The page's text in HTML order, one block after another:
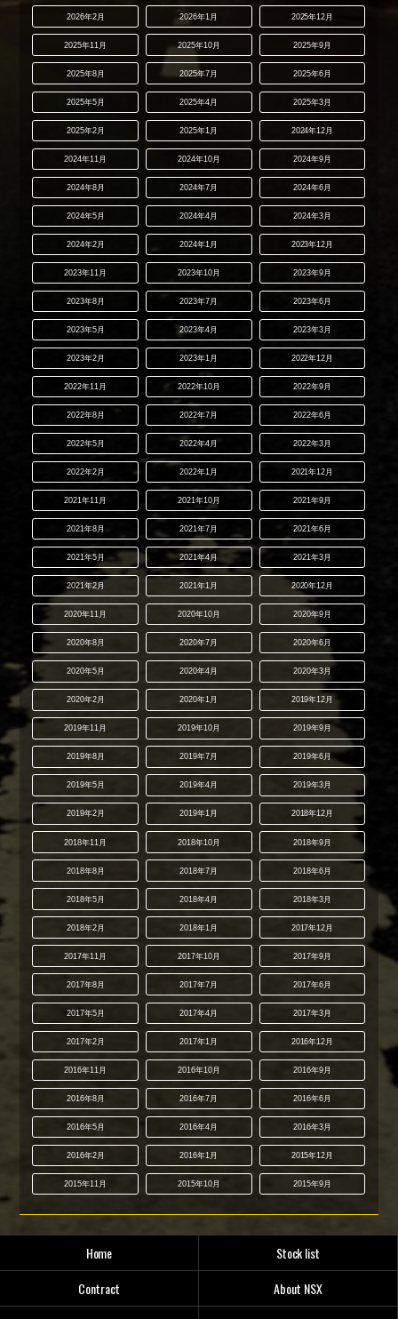
2026年2月 2026年1月 2025年12月
2025年11月 2025年10月 2025年9月
2025年8月 2025年7月 2025年6月
2025年5月 2025年4月 2025年3月
2025年2月 2025年1月 2024年12月
2024年11月 2024年10月 2024年9月
2024年8月 2024年7月 2024年6月
2024年5月 2024年4月 2024年3月
2024年2月 2024年1月 2023年12月
2023年11月 2023年10月 2023年9月
2023年8月 2023年7月 2023年6月
2023年5月 2023年4月 2023年3月
2023年2月 2023年1月 2022年12月
2022年11月 2022年10月 2022年9月
2022年8月 2022年7月 2022年6月
2022年5月 2022年4月 2022年3月
2022年2月 2022年1月 2021年12月
2021年11月 2021年10月 2021年9月
2021年8月 2021年7月 2021年6月
2021年5月 2021年4月 2021年3月
2021年2月 2021年1月 2020年12月
2020年11月 2020年10月 2020年9月
2020年8月 2020年7月 2020年6月
2020年5月 2020年4月 2020年3月
2020年2月 2020年1月 2019年12月
2019年11月 2019年10月 2019年9月
2019年8月 2019年7月 2019年6月
2019年5月 2019年4月 2019年3月
2019年2月 2019年1月 2018年12月
2018年11月 2018年10月 2018年9月
2018年8月 2018年7月 2018年6月
2018年5月 2018年4月 2018年3月
2018年2月 2018年1月 2017年12月
2017年11月 2017年10月 2017年9月
2017年8月 2017年7月 2017年6月
2017年5月 2017年4月 2017年3月
2017年2月 2017年1月 2016年12月
2016年11月 2016年10月 2016年9月
2016年8月 2016年7月 2016年6月
2016年5月 2016年4月 2016年3月
2016年2月 2016年1月 2015年12月
2015年11月 2015年10月 2015年9月
Home
Stock list
Contract
About NSX